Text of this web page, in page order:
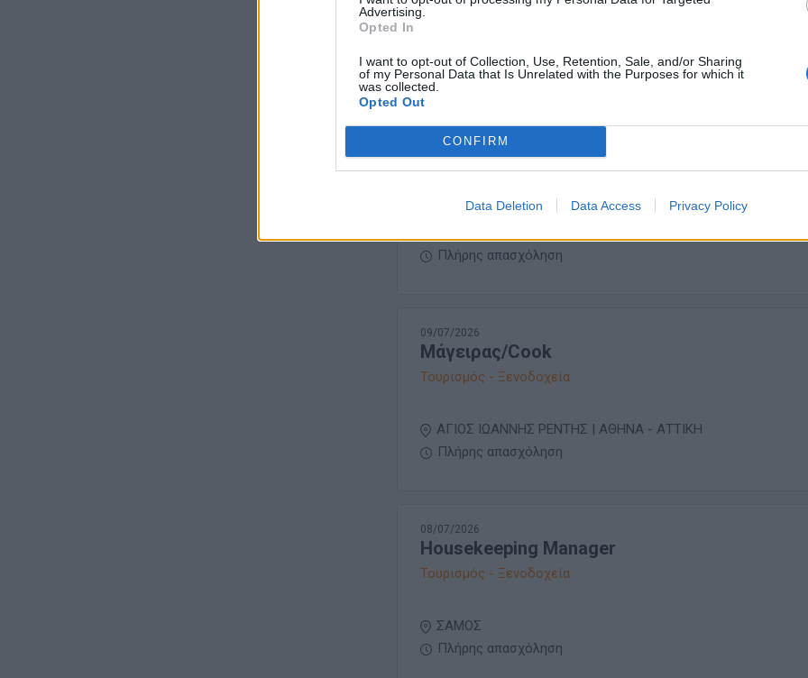
Advertising.
Opted In
I want to opt-out of Collection, Use, Retention, Sale, and/or Sharing
of my Personal Data that Is Unrelated with the Purposes for which it
was collected.
Opted Out
CONFIRM
Data Deletion Data Access Privacy Policy
Πλήρης απασχόληση | Μερική απασχόληση
10/07/2026
Room Attendant / Housekeeper
Πλήρης απασχόληση
09/07/2026
Μάγειρας/Cook
Τουρισμός - Ξενοδοχεία
ΑΓΙΟΣ ΙΩΑΝΝΗΣ ΡΕΝΤΗΣ | ΑΘΗΝΑ - ΑΤΤΙΚΗ
Πλήρης απασχόληση
08/07/2026
Housekeeping Manager
Τουρισμός - Ξενοδοχεία
ΣΑΜΟΣ
Πλήρης απασχόληση